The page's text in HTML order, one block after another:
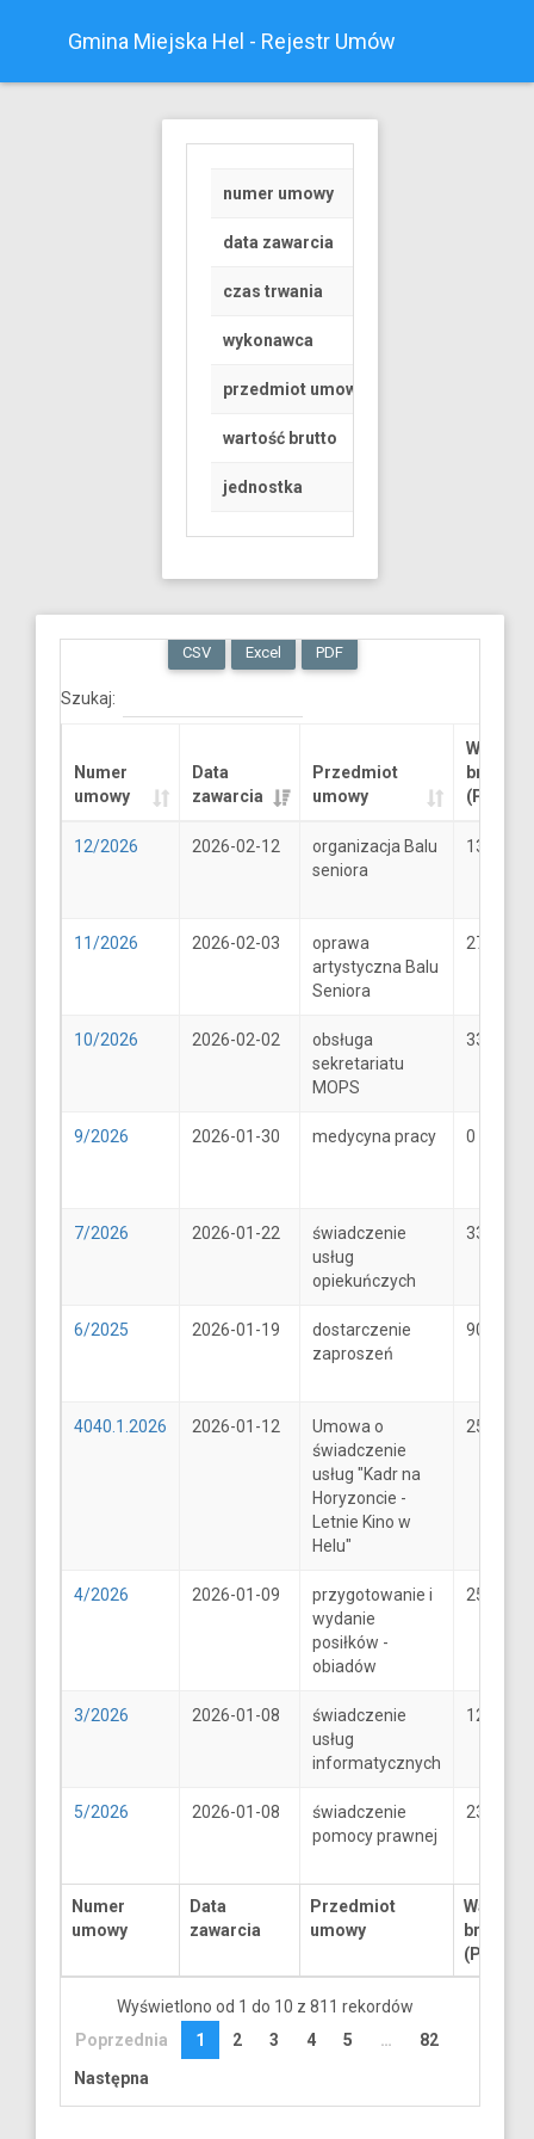
Gmina Miejska Hel - Rejestr Umów
numer umowy
data zawarcia
czas trwania
wykonawca
przedmiot umowy
wartość brutto
jednostka
CSV Excel PDF
Szukaj:
Numer
umowy
Data
zawarcia
Przedmiot
umowy
Wartość
brutto
(PLN)
Numer
umowy
Data
zawarcia
Przedmiot
umowy
Wartość
brutto
(PLN)
12/2026 2026-02-12
organizacja Balu
seniora
13289.6
11/2026 2026-02-03
oprawa
artystyczna Balu
Seniora
2706
10/2026 2026-02-02
obsługa
sekretariatu
MOPS
33
9/2026 2026-01-30 medycyna pracy 0
7/2026 2026-01-22
świadczenie
usług
opiekuńczych
33
6/2025 2026-01-19
dostarczenie
zaproszeń
900
4040.1.2026 2026-01-12
Umowa o
świadczenie
usług "Kadr na
Horyzoncie -
Letnie Kino w
Helu"
25600
4/2026 2026-01-09
przygotowanie i
wydanie
posiłków -
obiadów
25
3/2026 2026-01-08
świadczenie
usług
informatycznych
1250
5/2026 2026-01-08
świadczenie
pomocy prawnej
2300
Wyświetlono od 1 do 10 z 811 rekordów
Poprzednia
1 2 3 4 5 …
82
Następna